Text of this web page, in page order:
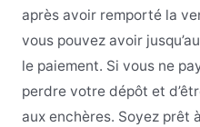
après avoir remporté la
vous pouvez avoir
le paiement. Si vous ne
perdre votre dépôt et
aux enchères. Soyez prêt